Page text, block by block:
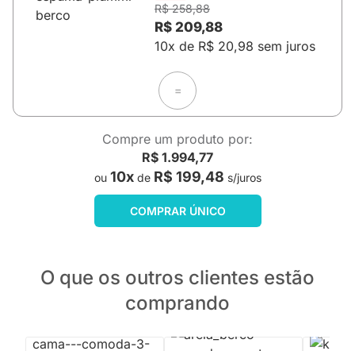
R$ 258,88
R$ 209,88
10x de R$ 20,98 sem juros
=
Compre um produto por:
R$ 1.994,77
ou 10xde R$ 199,48 s/juros
COMPRAR ÚNICO
O que os outros clientes estão
comprando